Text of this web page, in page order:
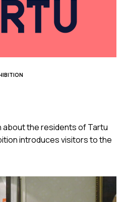
about the residents of Tartu
introduces visitors to the